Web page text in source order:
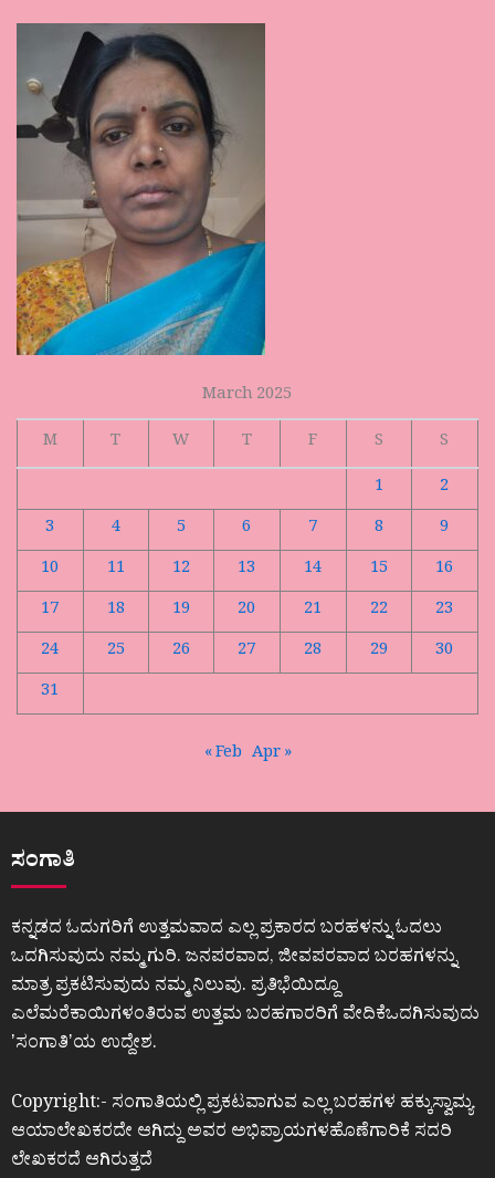
March 2025
M
T W T F S
S
1
2
3
4 5 6 7 8
9
10
11 12 13 14 15
16
17
18 19 20 21 22
23
24
25 26 27 28 29
30
31
« Feb Apr »
ಸಂಗಾತಿ
ಕನ್ನಡದ ಓದುಗರಿಗೆ ಉತ್ತಮವಾದ ಎಲ್ಲ ಪ್ರಕಾರದ ಬರಹಳನ್ನು ಓದಲು
ಒದಗಿಸುವುದು ನಮ್ಮ ಗುರಿ. ಜನಪರವಾದ, ಜೀವಪರವಾದ ಬರಹಗಳನ್ನು
ಮಾತ್ರ ಪ್ರಕಟಿಸುವುದು ನಮ್ಮ ನಿಲುವು. ಪ್ರತಿಭೆಯಿದ್ದೂ
ಎಲೆಮರೆಕಾಯಿಗಳಂತಿರುವ ಉತ್ತಮ ಬರಹಗಾರರಿಗೆ ವೇದಿಕೆಒದಗಿಸುವುದು
ʼಸಂಗಾತಿʼಯ ಉದ್ದೇಶ.
Copyright:- ಸಂಗಾತಿಯಲ್ಲಿ ಪ್ರಕಟವಾಗುವ ಎಲ್ಲ ಬರಹಗಳ ಹಕ್ಕುಸ್ವಾಮ್ಯ
ಆಯಾಲೇಖಕರದೇ ಆಗಿದ್ದು ಅವರ ಅಭಿಪ್ರಾಯಗಳಹೊಣೆಗಾರಿಕೆ ಸದರಿ
ಲೇಖಕರದೆ ಆಗಿರುತ್ತದೆ